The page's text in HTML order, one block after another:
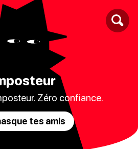
Zéro confiance.
tes amis